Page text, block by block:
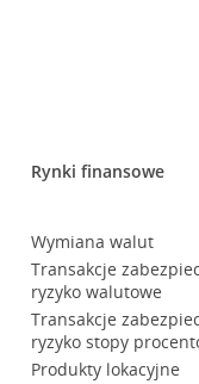
Rynki finansowe
Wymiana walut
Transakcje
ryzyko walutowe
Transakcje
ryzyko stopy
Produkty lokacyjne